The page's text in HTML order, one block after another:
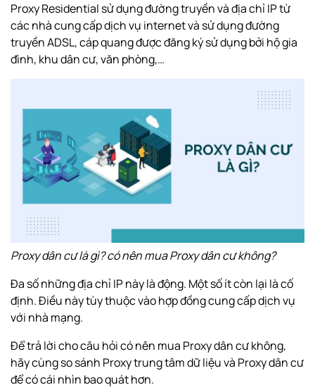
Proxy Residential sử dụng đường truyền và địa chỉ IP từ
các nhà cung cấp dịch vụ internet và sử dụng đường
truyềnADSL, cáp quang được đăng ký sử dụng bởi hộ gia
đình, khu dân cư, văn phòng,…
Proxy dân cư là gì? có nên mua Proxy dân cư không?
Đa số những địa chỉ IP này là động. Một số ít còn lại là cố
định. Điều này tùy thuộc vào hợp đồng cung cấp dịch vụ
với nhà mạng.
Để trả lời cho câu hỏi có nên mua Proxy dân cư không,
hãy cùng so sánh Proxy trung tâm dữ liệu và Proxy dân cư
để có cái nhìn bao quát hơn.